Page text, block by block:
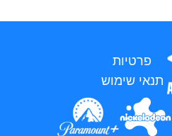
פרטיות
תנאי שימוש